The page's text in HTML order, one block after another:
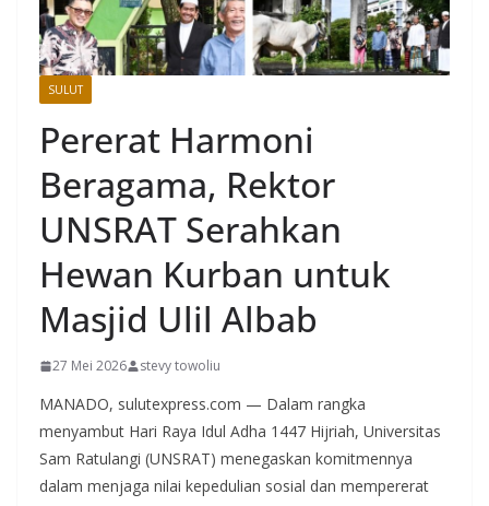
SULUT
Pererat Harmoni
Beragama, Rektor
UNSRAT Serahkan
Hewan Kurban untuk
Masjid Ulil Albab
27 Mei 2026 stevy towoliu
MANADO, sulutexpress.com — Dalam rangka
menyambut Hari Raya Idul Adha 1447 Hijriah, Universitas
Sam Ratulangi (UNSRAT) menegaskan komitmennya
dalam menjaga nilai kepedulian sosial dan mempererat